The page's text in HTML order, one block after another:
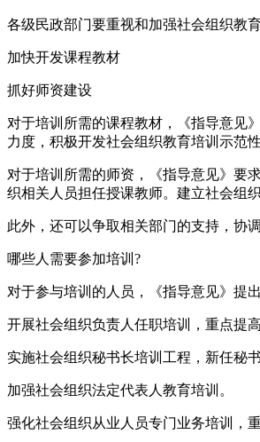
各级民政部门要重视和加强社会组织教
加快开发课程教材
抓好师资建设
对于培训所需的课程教材，《指导意见
力度，积极开发社会组织教育培训示范
对于培训所需的师资，《指导意见》要
织相关人员担任授课教师。建立社会组
此外，还可以争取相关部门的支持，协
哪些人需要参加培训?
对于参与培训的人员，《指导意见》提
开展社会组织负责人任职培训，重点提
实施社会组织秘书长培训工程，新任秘
加强社会组织法定代表人教育培训。
强化社会组织从业人员专门业务培训，